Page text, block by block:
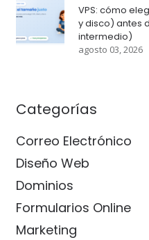
VPS: cómo
y disco) antes
intermedio)
agosto 03, 2026
Categorías
Correo Electrónico
Diseño Web
Dominios
Formularios Online
Marketing